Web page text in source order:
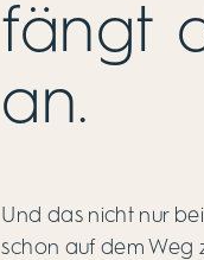
fängt
an.
Und das nicht nur
schon auf dem Weg